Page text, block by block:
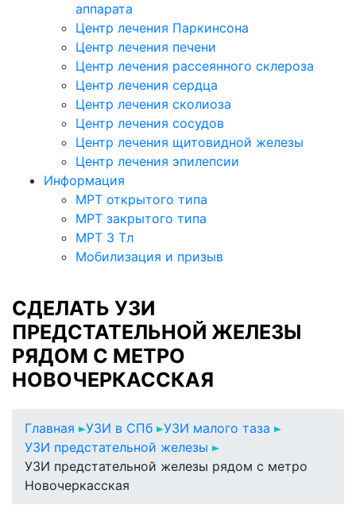
аппарата
Центр лечения Паркинсона
Центр лечения печени
Центр лечения рассеянного склероза
Центр лечения сердца
Центр лечения сколиоза
Центр лечения сосудов
Центр лечения щитовидной железы
Центр лечения эпилепсии
Информация
МРТ открытого типа
МРТ закрытого типа
МРТ 3 Тл
Мобилизация и призыв
СДЕЛАТЬ УЗИ
ПРЕДСТАТЕЛЬНОЙ ЖЕЛЕЗЫ
РЯДОМ С МЕТРО
НОВОЧЕРКАССКАЯ
Главная УЗИ в СПб
УЗИ малого таза
УЗИ предстательной железы
УЗИ предстательной железы рядом с метро
Новочеркасская